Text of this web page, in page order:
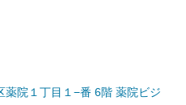
院１丁目１−番 6階 薬院ビジ